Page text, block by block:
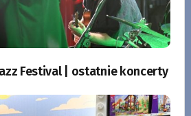
Festival | ostatnie koncerty